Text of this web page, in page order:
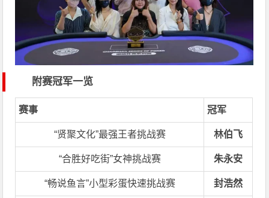
附赛冠军一览
赛事 冠军
“贤聚文化”最强王者挑战赛 林伯飞
“合胜好吃街”女神挑战赛 朱永安
“畅说鱼言”小型彩蛋快速挑战赛 封浩然